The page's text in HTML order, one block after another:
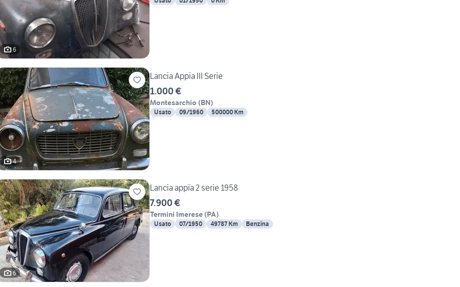
6
4
Lancia Appia III Serie
1.000 €
Montesarchio (BN)
Usato 09/1960 500000 Km
6
Lancia appia 2 serie 1958
7.900 €
Termini Imerese (PA)
Usato 07/1950 49787 Km Benzina